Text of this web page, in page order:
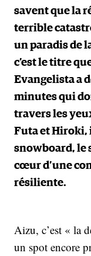
savent que la
terrible
un paradis de
c’est le titre
Evangelista a
minutes qui
travers les
Futa et Hiroki,
snowboard, le
cœur d’une
résiliente.
Aizu, c’est « la
un spot encore